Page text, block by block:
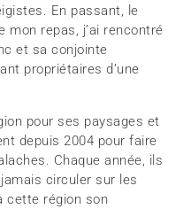
En passant, le
repas, j’ai rencontré
et sa conjointe
propriétaires d’une
pour ses paysages et
depuis 2004 pour faire
Chaque année, ils
circuler sur les
cette région son